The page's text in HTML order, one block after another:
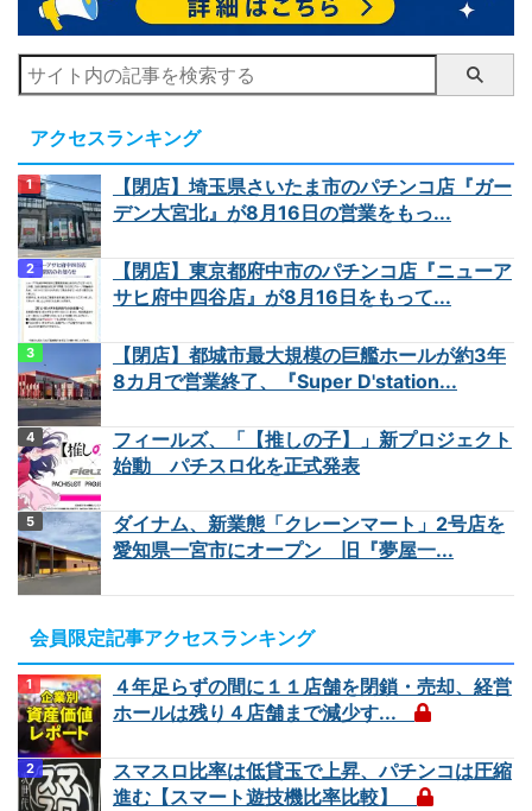
アクセスランキング
【閉店】埼玉県さいたま市のパチンコ店『ガー
デン大宮北』が8月16日の営業をもっ...
【閉店】東京都府中市のパチンコ店『ニューア
サヒ府中四谷店』が8月16日をもって...
【閉店】都城市最大規模の巨艦ホールが約3年
8カ月で営業終了、『Super D'station...
フィールズ、「【推しの子】」新プロジェクト
始動 パチスロ化を正式発表
ダイナム、新業態「クレーンマート」2号店を
愛知県一宮市にオープン 旧『夢屋一...
会員限定記事アクセスランキング
４年足らずの間に１１店舗を閉鎖・売却、経営
ホールは残り４店舗まで減少す...
スマスロ比率は低貸玉で上昇、パチンコは圧縮
進む【スマート遊技機比率比較】